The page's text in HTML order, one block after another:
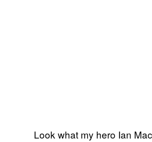
Look what my hero Ian